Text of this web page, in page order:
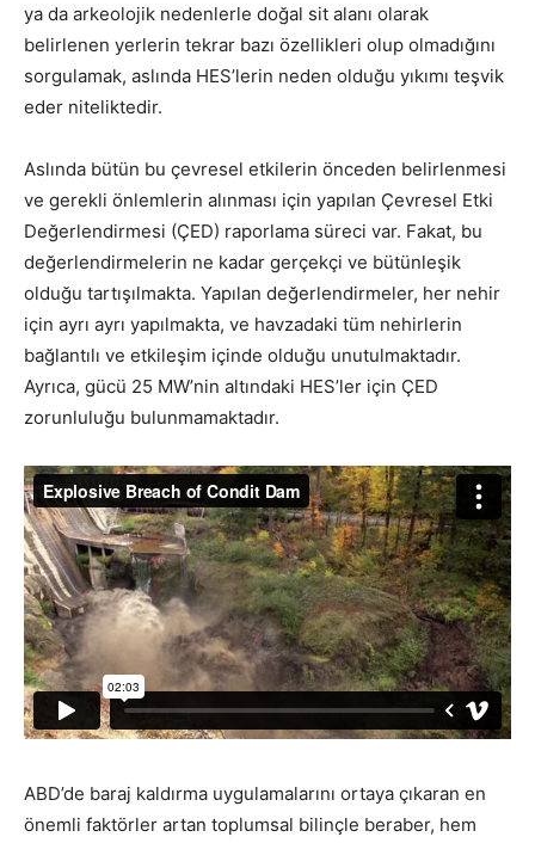
ya da arkeolojik nedenlerle doğal sit alanı olarak
belirlenen yerlerin tekrar bazı özellikleri olup olmadığını
sorgulamak, aslında HES’lerin neden olduğu yıkımı teşvik
eder niteliktedir.
Aslında bütün bu çevresel etkilerin önceden belirlenmesi
ve gerekli önlemlerin alınması için yapılan Çevresel Etki
Değerlendirmesi (ÇED) raporlama süreci var. Fakat, bu
değerlendirmelerin ne kadar gerçekçi ve bütünleşik
olduğu tartışılmakta. Yapılan değerlendirmeler, her nehir
için ayrı ayrı yapılmakta, ve havzadaki tüm nehirlerin
bağlantılı ve etkileşim içinde olduğu unutulmaktadır.
Ayrıca, gücü 25 MW’nin altındaki HES’ler için ÇED
zorunluluğu bulunmamaktadır.
ABD’de baraj kaldırma uygulamalarını ortaya çıkaran en
önemli faktörler artan toplumsal bilinçle beraber, hem